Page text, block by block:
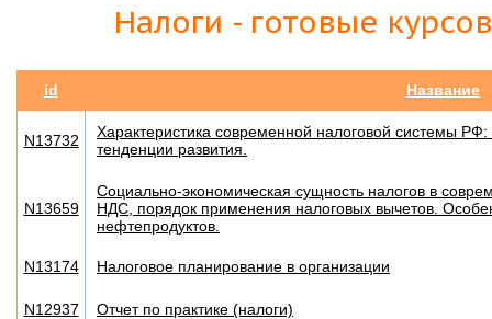
Налоги - готовые
id Название
N13732
Характеристика современной налоговой системы
тенденции развития.
N13659
Социально-экономическая сущность налогов в
НДС, порядок применения налоговых вычетов.
нефтепродуктов.
N13174 Налоговое планирование в организации
N12937 Отчет по практике (налоги)